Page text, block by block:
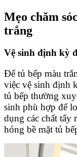
Mẹo chăm
trắng
Vệ sinh định kỳ
Để tủ bếp màu
việc vệ sinh định
tủ bếp thường
sinh phù hợp để
dụng các chất tẩy
hỏng bề mặt tủ